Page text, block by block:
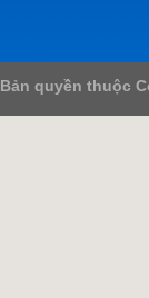
Bản quyền thuộc